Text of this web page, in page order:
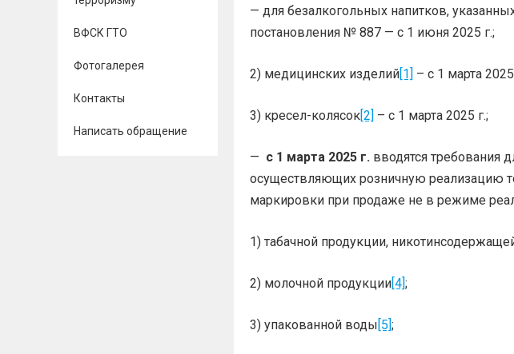
ВФСК ГТО
Фотогалерея
Контакты
Написать обращение
— для безалкогольных напитков,
постановления № 887 — с 1 июня 2025 г.;
2) медицинских изделий[1] – с 1 марта 2025
3) кресел-колясок[2] – с 1 марта 2025 г.;
— с 1 марта 2025 г. вводятся требования
осуществляющих розничную реализацию
маркировки при продаже не в режиме
1) табачной продукции,
2) молочной продукции[4];
3) упакованной воды[5];